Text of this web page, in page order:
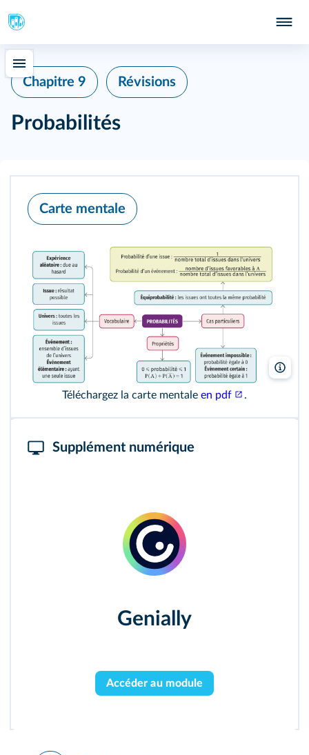
Chapitre 9 Révisions
Probabilités
Carte mentale
Téléchargez la carte mentale en pdf .
Supplément numérique
Genially
Accéder au module